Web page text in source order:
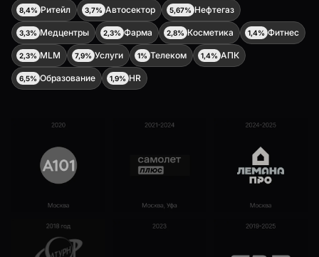
8,4% Ритейл 3,7% Автосектор 5,67% Нефтегаз
3,3% Медцентры 2,3% Фарма 2,8% Косметика 1,4% Фитнес
2,3% MLM 7,9% Услуги 1% Телеком 1,4% АПК
6,5% Образование 1,9% HR